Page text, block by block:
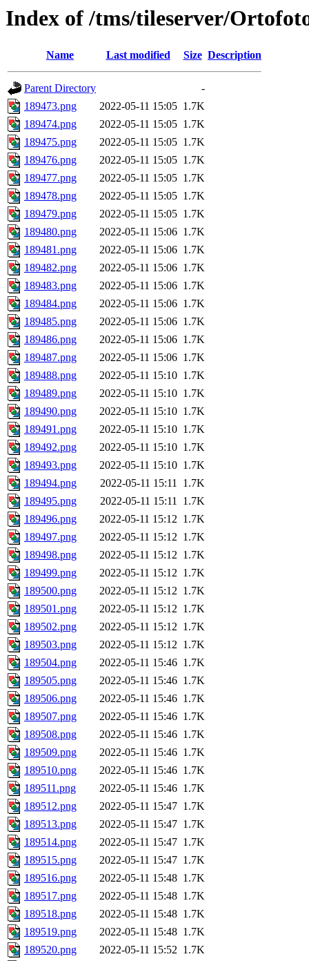
Index of /tms/tileserver/
Name Last modified Size Description
Parent Directory
-
189473.png
2022-05-11 15:05 1.7K
189474.png
2022-05-11 15:05 1.7K
189475.png
2022-05-11 15:05 1.7K
189476.png
2022-05-11 15:05 1.7K
189477.png
2022-05-11 15:05 1.7K
189478.png
2022-05-11 15:05 1.7K
189479.png
2022-05-11 15:05 1.7K
189480.png
2022-05-11 15:06 1.7K
189481.png
2022-05-11 15:06 1.7K
189482.png
2022-05-11 15:06 1.7K
189483.png
2022-05-11 15:06 1.7K
189484.png
2022-05-11 15:06 1.7K
189485.png
2022-05-11 15:06 1.7K
189486.png
2022-05-11 15:06 1.7K
189487.png
2022-05-11 15:06 1.7K
189488.png
2022-05-11 15:10 1.7K
189489.png
2022-05-11 15:10 1.7K
189490.png
2022-05-11 15:10 1.7K
189491.png
2022-05-11 15:10 1.7K
189492.png
2022-05-11 15:10 1.7K
189493.png
2022-05-11 15:10 1.7K
189494.png
2022-05-11 15:11 1.7K
189495.png
2022-05-11 15:11 1.7K
189496.png
2022-05-11 15:12 1.7K
189497.png
2022-05-11 15:12 1.7K
189498.png
2022-05-11 15:12 1.7K
189499.png
2022-05-11 15:12 1.7K
189500.png
2022-05-11 15:12 1.7K
189501.png
2022-05-11 15:12 1.7K
189502.png
2022-05-11 15:12 1.7K
189503.png
2022-05-11 15:12 1.7K
189504.png
2022-05-11 15:46 1.7K
189505.png
2022-05-11 15:46 1.7K
189506.png
2022-05-11 15:46 1.7K
189507.png
2022-05-11 15:46 1.7K
189508.png
2022-05-11 15:46 1.7K
189509.png
2022-05-11 15:46 1.7K
189510.png
2022-05-11 15:46 1.7K
189511.png
2022-05-11 15:46 1.7K
189512.png
2022-05-11 15:47 1.7K
189513.png
2022-05-11 15:47 1.7K
189514.png
2022-05-11 15:47 1.7K
189515.png
2022-05-11 15:47 1.7K
189516.png
2022-05-11 15:48 1.7K
189517.png
2022-05-11 15:48 1.7K
189518.png
2022-05-11 15:48 1.7K
189519.png
2022-05-11 15:48 1.7K
189520.png
2022-05-11 15:52 1.7K